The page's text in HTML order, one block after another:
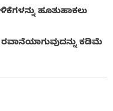
ಹೂತುಹಾಕಲು
ಕಡಿಮೆ